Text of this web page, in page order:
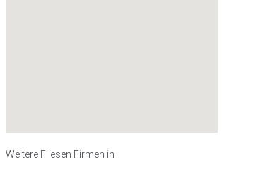
Weitere Fliesen Firmen in